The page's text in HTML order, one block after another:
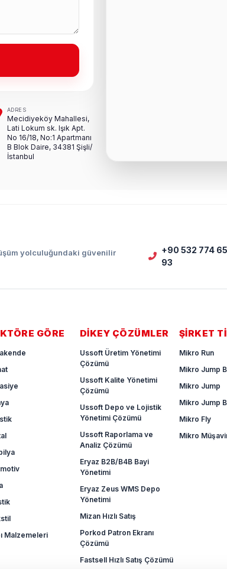
ADRES
Mecidiyeköy Mahallesi,
Lati Lokum sk. Işık Apt.
No 16/18, No:1 Apartmanı
B Blok Daire, 34381 Şişli/
İstanbul
yolculuğundaki güvenilir
+90 532 774 65
93
GÖRE
Malzemeleri
DIKEY ÇÖZÜMLER
Ussoft Üretim Yönetimi
Çözümü
Ussoft Kalite Yönetimi
Çözümü
Ussoft Depo ve Lojistik
Yönetimi Çözümü
Ussoft Raporlama ve
Analiz Çözümü
Eryaz B2B/B4B Bayi
Yönetimi
Eryaz Zeus WMS Depo
Yönetimi
Mizan Hızlı Satış
Porkod Patron Ekranı
Çözümü
Fastsell Hızlı Satış Çözümü
ŞIRKET
Mikro Run
Mikro Jump
Mikro Jump
Mikro Jump
Mikro Fly
Mikro